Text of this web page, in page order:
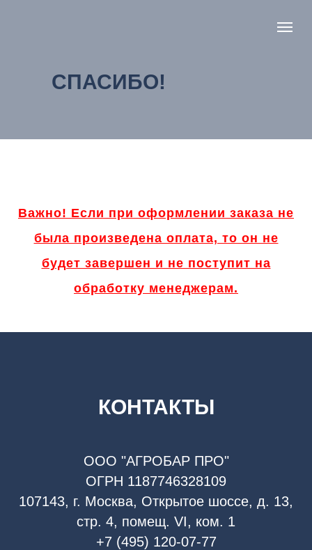
СПАСИБО!
Важно! Если при оформлении заказа не
была произведена оплата, то он не
будет завершен и не поступит на
обработку менеджерам.
КОНТАКТЫ
ООО "АГРОБАР ПРО"
ОГРН 1187746328109
107143, г. Москва, Открытое шоссе, д. 13,
стр. 4, помещ. VI, ком. 1
+7 (495) 120-07-77